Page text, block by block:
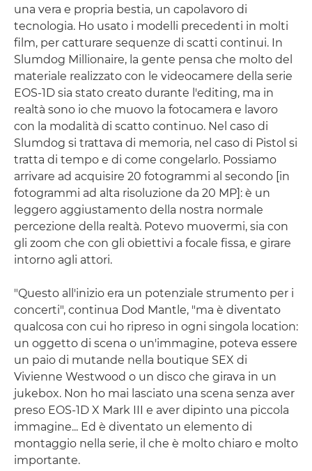
una vera e propria bestia, un capolavoro di
tecnologia. Ho usato i modelli precedenti in molti
film, per catturare sequenze di scatti continui. In
Slumdog Millionaire, la gente pensa che molto del
materiale realizzato con le videocamere della serie
EOS-1D sia stato creato durante l'editing, ma in
realtà sono io che muovo la fotocamera e lavoro
con la modalità di scatto continuo. Nel caso di
Slumdog si trattava di memoria, nel caso di Pistol si
tratta di tempo e di come congelarlo. Possiamo
arrivare ad acquisire 20 fotogrammi al secondo [in
fotogrammi ad alta risoluzione da 20 MP]: è un
leggero aggiustamento della nostra normale
percezione della realtà. Potevo muovermi, sia con
gli zoom che con gli obiettivi a focale fissa, e girare
intorno agli attori.
"Questo all'inizio era un potenziale strumento per i
concerti", continua Dod Mantle, "ma è diventato
qualcosa con cui ho ripreso in ogni singola location:
un oggetto di scena o un'immagine, poteva essere
un paio di mutande nella boutique SEX di
Vivienne Westwood o un disco che girava in un
jukebox. Non ho mai lasciato una scena senza aver
preso EOS-1D X Mark III e aver dipinto una piccola
immagine... Ed è diventato un elemento di
montaggio nella serie, il che è molto chiaro e molto
importante.